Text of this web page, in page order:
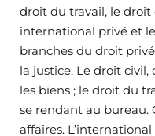
droit du travail, le
international privé et
branches du droit
la justice. Le droit civil,
les biens ; le droit du
se rendant au bureau.
affaires.